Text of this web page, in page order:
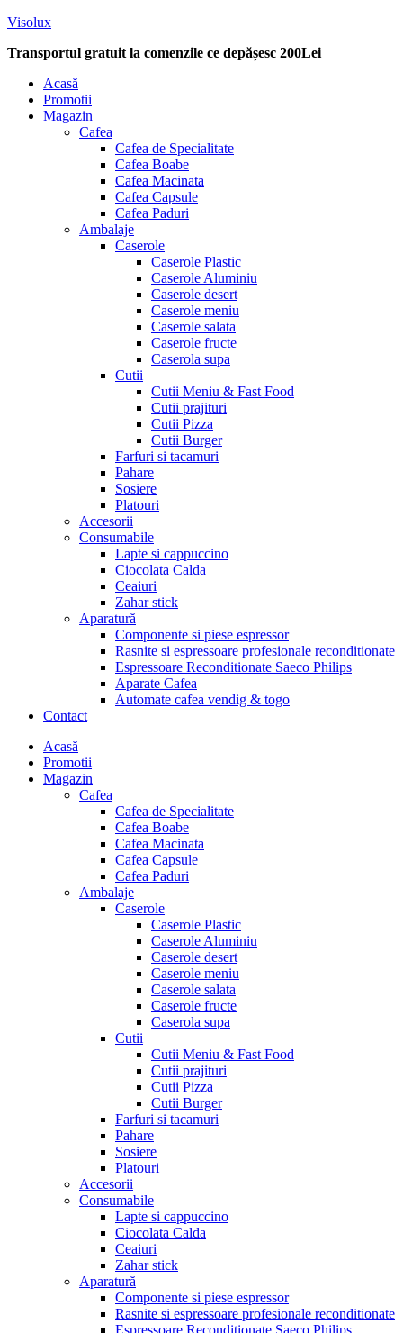
Visolux
Transportul gratuit la comenzile ce depășesc 200Lei
Menu
Acasă
Promotii
Magazin
Cafea
Cafea de Specialitate
Cafea Boabe
Cafea Macinata
Cafea Capsule
Cafea Paduri
Ambalaje
Caserole
Caserole Plastic
Caserole Aluminiu
Caserole desert
Caserole meniu
Caserole salata
Caserole fructe
Caserola supa
Cutii
Cutii Meniu & Fast Food
Cutii prajituri
Cutii Pizza
Cutii Burger
Farfuri si tacamuri
Pahare
Sosiere
Platouri
Accesorii
Consumabile
Lapte si cappuccino
Ciocolata Calda
Ceaiuri
Zahar stick
Aparatură
Componente si piese espressor
Rasnite si espressoare profesionale reconditionate
Espressoare Reconditionate Saeco Philips
Aparate Cafea
Automate cafea vendig & togo
Contact
Menu
Acasă
Promotii
Magazin
Cafea
Cafea de Specialitate
Cafea Boabe
Cafea Macinata
Cafea Capsule
Cafea Paduri
Ambalaje
Caserole
Caserole Plastic
Caserole Aluminiu
Caserole desert
Caserole meniu
Caserole salata
Caserole fructe
Caserola supa
Cutii
Cutii Meniu & Fast Food
Cutii prajituri
Cutii Pizza
Cutii Burger
Farfuri si tacamuri
Pahare
Sosiere
Platouri
Accesorii
Consumabile
Lapte si cappuccino
Ciocolata Calda
Ceaiuri
Zahar stick
Aparatură
Componente si piese espressor
Rasnite si espressoare profesionale reconditionate
Espressoare Reconditionate Saeco Philips